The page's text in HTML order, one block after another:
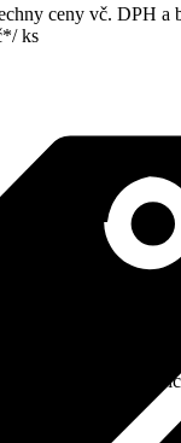
ceny vč. DPH a
*/ ks
práce,